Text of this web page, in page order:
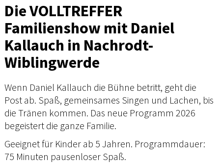
Die VOLLTREFFER
Familienshow mit Daniel
Kallauch in Nachrodt-
Wiblingwerde
Wenn Daniel Kallauch die Bühne betritt, geht die
Post ab. Spaß, gemeinsames Singen und Lachen, bis
die Tränen kommen. Das neue Programm 2026
begeistert die ganze Familie.
Geeignet für Kinder ab 5 Jahren. Programmdauer:
75 Minuten pausenloser Spaß.